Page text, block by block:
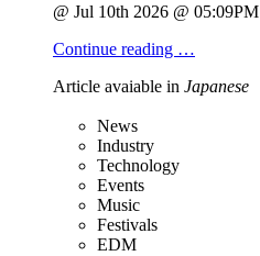
@ Jul 10th 2026 @ 05:09PM
Continue reading …
Article avaiable in Japanese
News
Industry
Technology
Events
Music
Festivals
EDM